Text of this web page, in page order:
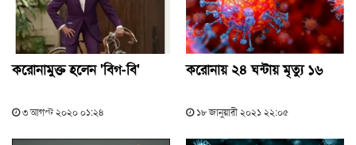
করোনামুক্ত হলেন 'বিগ-বি'
৩ আগস্ট ২০২০ ০১:২৪
করোনায় ২৪ ঘন্টায় মৃত্যু ১৬
১৮ জানুয়ারী ২০২১ ২২:০৫